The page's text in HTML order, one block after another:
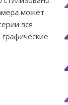
может
вся